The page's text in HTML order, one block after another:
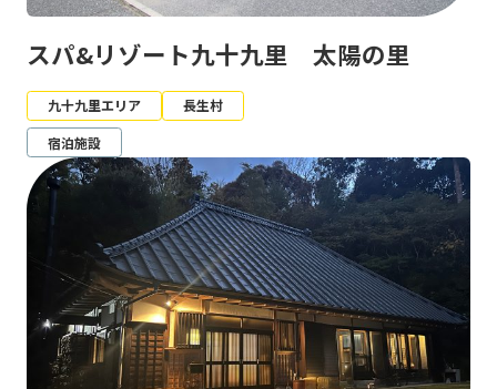
スパ&リゾート九十九里 太陽の里
九十九里エリア
長生村
宿泊施設